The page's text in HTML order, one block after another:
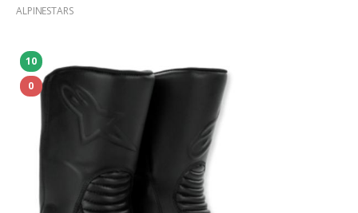
ALPINESTARS
10
0